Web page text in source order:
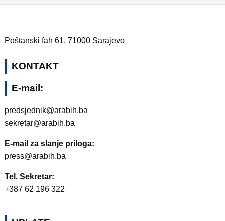
Poštanski fah 61, 71000 Sarajevo
KONTAKT
E-mail:
predsjednik@arabih.ba
sekretar@arabih.ba
E-mail za slanje priloga:
press@arabih.ba
Tel. Sekretar:
+387 62 196 322